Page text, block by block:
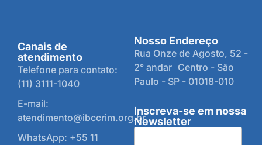
Canais de
atendimento
Telefone para contato:
(11) 3111-1040
E-mail:
atendimento@ibccrim.org.br
WhatsApp: +55 11
Nosso Endereço
Rua Onze de Agosto, 52 -
2° andar Centro - São
Paulo - SP - 01018-010
Inscreva-se em nossa
Newsletter